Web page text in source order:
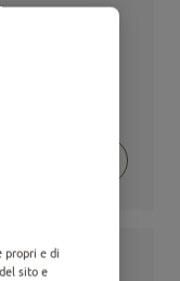
propri e di
sito e